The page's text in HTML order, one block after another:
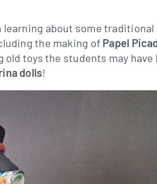
learning about some traditional
the making of Papel
toys the students may have
dolls!